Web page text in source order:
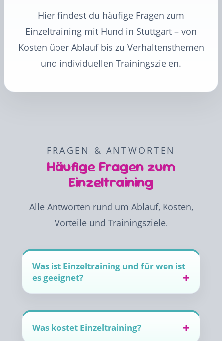
Hier findest du häufige Fragen zum
Einzeltraining mit Hund in Stuttgart – von
Kosten über Ablauf bis zu Verhaltensthemen
und individuellen Trainingszielen.
FRAGEN & ANTWORTEN
Häufige Fragen zum
Einzeltraining
Alle Antworten rund um Ablauf, Kosten,
Vorteile und Trainingsziele.
Was ist Einzeltraining und für wen ist
es geeignet?
Was kostet Einzeltraining?